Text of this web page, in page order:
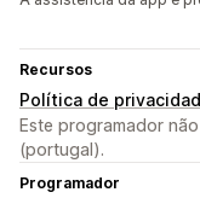
Recursos
Política de
Este programador
(portugal).
Programador